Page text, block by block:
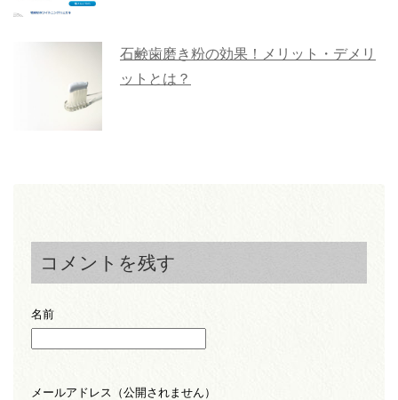
石鹸歯磨き粉の効果！メリット・デメリ
ットとは？
コメントを残す
名前
メールアドレス（公開されません）